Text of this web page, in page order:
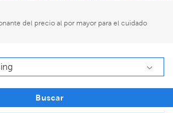
del precio al por mayor para el cuidado
Buscar